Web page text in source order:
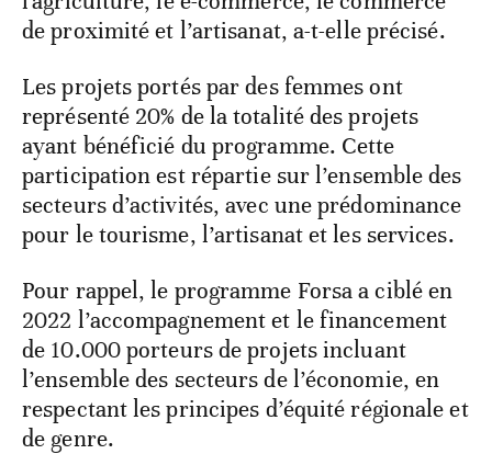
de proximité et l’artisanat, a-t-elle précisé.
Les projets portés par des femmes ont
représenté 20% de la totalité des projets
ayant bénéficié du programme. Cette
participation est répartie sur l’ensemble des
secteurs d’activités, avec une prédominance
pour le tourisme, l’artisanat et les services.
Pour rappel, le programme Forsa a ciblé en
2022 l’accompagnement et le financement
de 10.000 porteurs de projets incluant
l’ensemble des secteurs de l’économie, en
respectant les principes d’équité régionale et
de genre.